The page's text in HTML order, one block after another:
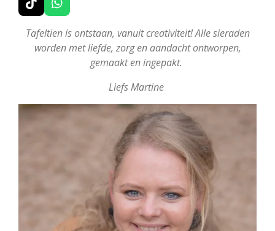
T
i
k
T
o
W
h
a
t
s
Tafeltien is ontstaan, vanuit creativiteit! Alle sieraden
worden met liefde, zorg en aandacht ontworpen,
gemaakt en ingepakt.
Liefs Martine